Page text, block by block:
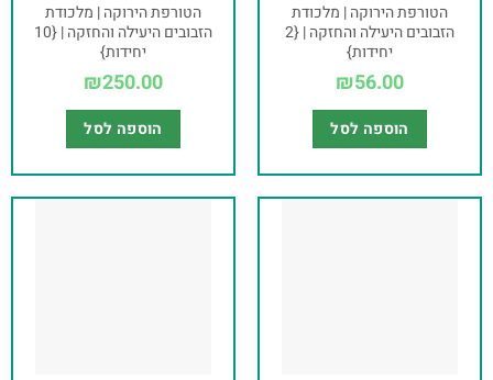
הטורפת הירוקה | מלכודת
הזבובים היעילה והחזקה | {2
יחידות}
₪56.00
הוספה לסל
הטורפת הירוקה | מלכודת
הזבובים היעילה והחזקה | {10
יחידות}
₪250.00
הוספה לסל